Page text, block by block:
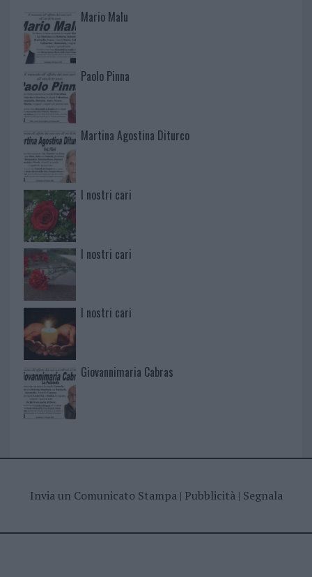
Mario Malu
Paolo Pinna
Martina Agostina Diturco
I nostri cari
I nostri cari
I nostri cari
Giovannimaria Cabras
Invia un Comunicato Stampa| Pubblicità| Segnala